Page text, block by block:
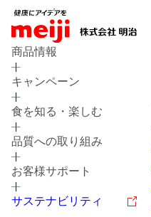
商品情報
キャンペーン
食を知る・楽しむ
品質への取り組み
お客様サポート
サステナビリティ